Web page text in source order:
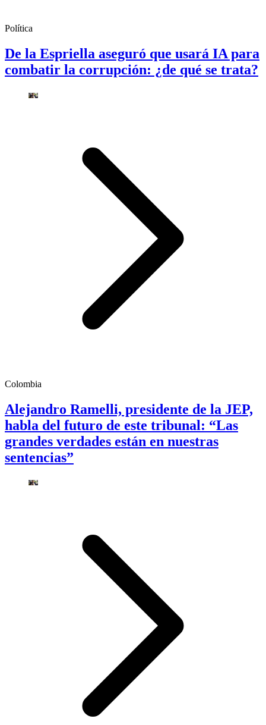
Política
De la Espriella aseguró que usará IA para
combatir la corrupción: ¿de qué se trata?
Colombia
Alejandro Ramelli, presidente de la JEP,
habla del futuro de este tribunal: “Las
grandes verdades están en nuestras
sentencias”